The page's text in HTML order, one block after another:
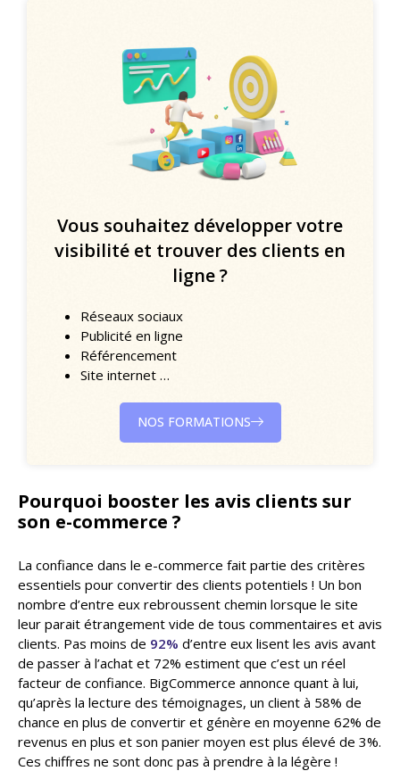
Vous souhaitez développer votre
visibilité et trouver des clients en
ligne ?
Réseaux sociaux
Publicité en ligne
Référencement
Site internet …
NOS FORMATIONS
Pourquoi booster les avis clients sur
son e-commerce ?
La confiance dans le e-commerce fait partie des critères
essentiels pour convertir des clients potentiels ! Un bon
nombre d’entre eux rebroussent chemin lorsque le site
leur parait étrangement vide de tous commentaires et avis
clients. Pas moins de 92% d’entre eux lisent les avis avant
de passer à l’achat et 72% estiment que c’est un réel
facteur de confiance. BigCommerce annonce quant à lui,
qu’après la lecture des témoignages, un client à 58% de
chance en plus de convertir et génère en moyenne 62% de
revenus en plus et son panier moyen est plus élevé de 3%.
Ces chiffres ne sont donc pas à prendre à la légère !